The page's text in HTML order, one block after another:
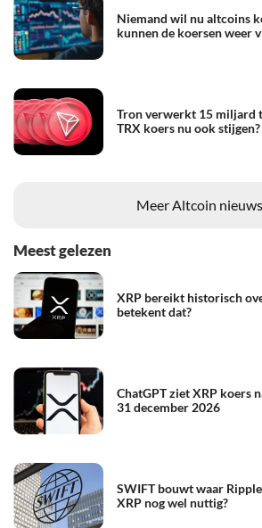
Niemand wil nu altcoins
kunnen de koersen weer
Tron verwerkt 15 miljard
TRX koers nu ook stijgen?
Meer Altcoin nieuws
Meest gelezen
XRP bereikt historisch
betekent dat?
ChatGPT ziet XRP koers
31 december 2026
SWIFT bouwt waar
XRP nog wel nuttig?